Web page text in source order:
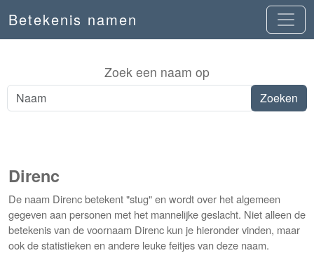
Betekenis namen
Zoek een naam op
Direnc
De naam Direnc betekent "stug" en wordt over het algemeen
gegeven aan personen met het mannelijke geslacht. Niet alleen de
betekenis van de voornaam Direnc kun je hieronder vinden, maar
ook de statistieken en andere leuke feitjes van deze naam.